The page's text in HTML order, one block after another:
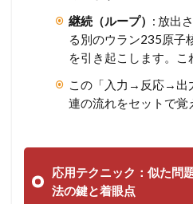
継続（ループ） : 放出
る別のウラン235原子
を引き起こします。こ
この「入力→反応→出
連の流れをセットで覚
応用テクニック：似た問
法の鍵と着眼点